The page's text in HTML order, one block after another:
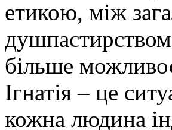
етикою, між
більше
Ігнатія – це
кожна людина